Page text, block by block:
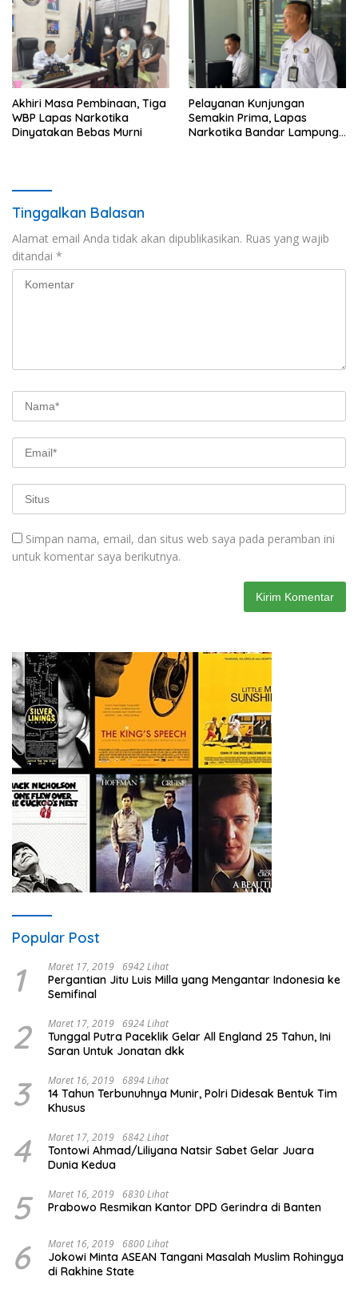
Akhiri Masa Pembinaan, Tiga
WBP Lapas Narkotika
Dinyatakan Bebas Murni
Pelayanan Kunjungan
Semakin Prima, Lapas
Narkotika Bandar Lampung
Tinggalkan Balasan
Alamat email Anda tidak akan dipublikasikan. Ruas yang wajib
ditandai *
Simpan nama, email, dan situs web saya pada peramban ini
untuk komentar saya berikutnya.
Popular Post
1 Maret 17, 2019 6942 Lihat
Pergantian Jitu Luis Milla yang Mengantar Indonesia ke
Semifinal
2 Maret 17, 2019 6924 Lihat
Tunggal Putra Paceklik Gelar All England 25 Tahun, Ini
Saran Untuk Jonatan dkk
3 Maret 16, 2019 6894 Lihat
14 Tahun Terbunuhnya Munir, Polri Didesak Bentuk Tim
Khusus
4 Maret 17, 2019 6842 Lihat
Tontowi Ahmad/Liliyana Natsir Sabet Gelar Juara
Dunia Kedua
5 Maret 16, 2019 6830 Lihat
Prabowo Resmikan Kantor DPD Gerindra di Banten
6 Maret 16, 2019 6800 Lihat
Jokowi Minta ASEAN Tangani Masalah Muslim Rohingya
di Rakhine State